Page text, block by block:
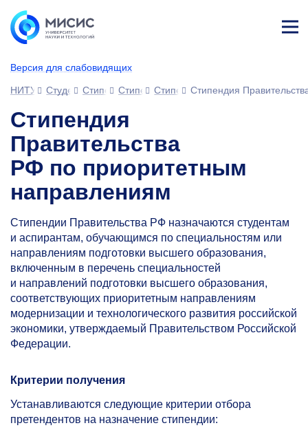
Версия для слабовидящих
ине
НИТУ МИСИС
СтудентамСтипендии и выплаты
Стипендиальные программы
Стипендия Правительства РФ
Стипендия
Стипендия
Правительства
РФ по приоритетным
направлениям
Стипендии Правительства РФ назначаются студентам
и аспирантам, обучающимся по специальностям или
направлениям подготовки высшего образования,
включенным в перечень специальностей
и направлений подготовки высшего образования,
соответствующих приоритетным направлениям
модернизации и технологического развития российской
экономики, утверждаемый Правительством Российской
Федерации.
Критерии получения
Устанавливаются следующие критерии отбора
претендентов на назначение стипендии: